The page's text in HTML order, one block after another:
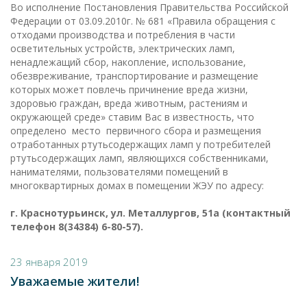
Во исполнение Постановления Правительства Российской
Федерации от 03.09.2010г. № 681 «Правила обращения с
отходами производства и потребления в части
осветительных устройств, электрических ламп,
ненадлежащий сбор, накопление, использование,
обезвреживание, транспортирование и размещение
которых может повлечь причинение вреда жизни,
здоровью граждан, вреда животным, растениям и
окружающей среде» ставим Вас в известность, что
определено место первичного сбора и размещения
отработанных ртутьсодержащих ламп у потребителей
ртутьсодержащих ламп, являющихся собственниками,
нанимателями, пользователями помещений в
многоквартирных домах в помещении ЖЭУ по адресу:
г. Краснотурьинск, ул. Металлургов, 51а (контактный
телефон 8(34384) 6-80-57).
23 января 2019
Уважаемые жители!